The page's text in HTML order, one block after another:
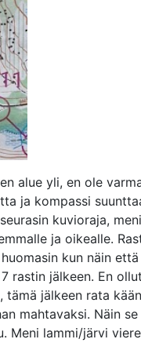
alue yli, en ole
ja kompassi
kuvioraja,
ja oikealle.
kun näin
rastin jälkeen. En
jälkeen rata
mahtavaksi. Näin
Meni lammi/järvi